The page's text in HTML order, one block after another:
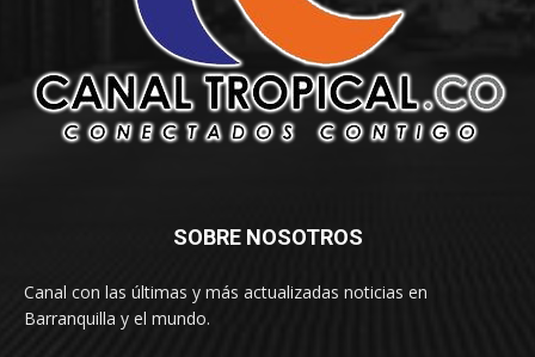
SOBRE NOSOTROS
Canal con las últimas y más actualizadas noticias en
Barranquilla y el mundo.